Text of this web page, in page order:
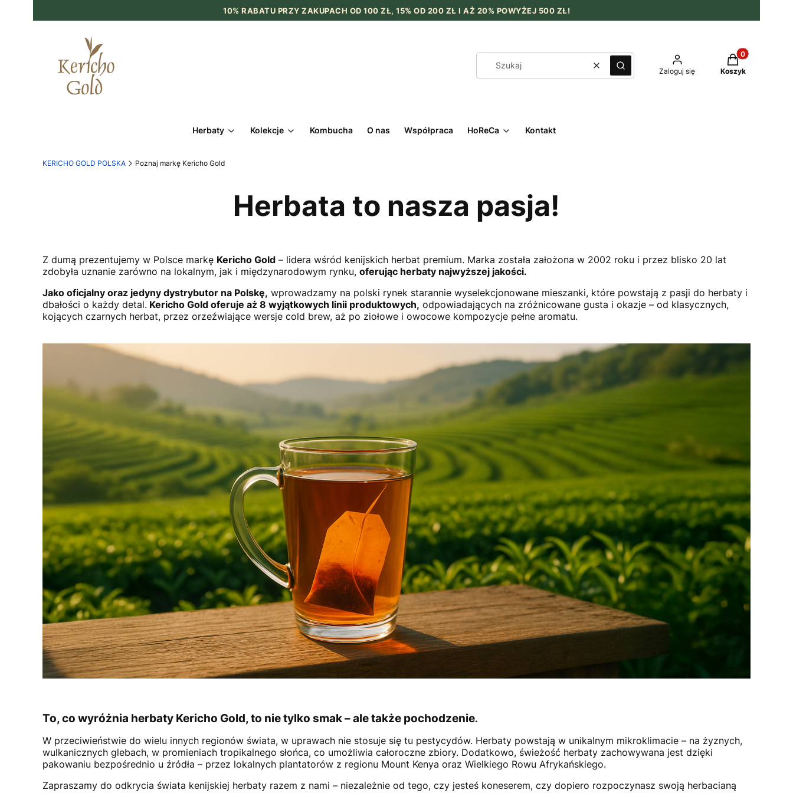
10% RABATU PRZY ZAKUPACH OD 100 ZŁ, 15% OD 200 ZŁ I AŻ 20% POWYŻEJ 500 ZŁ!
WyczyśćSzukaj Zaloguj się
Produkty w
Koszyk
Herbaty Kolekcje Kombucha O nas Współpraca HoReCa Kontakt
KERICHO GOLD POLSKA Poznaj markę Kericho Gold
Herbata to nasza pasja!
Z dumą prezentujemy w Polsce markę Kericho Gold – lidera wśród kenijskich herbat premium. Marka została założona w 2002 roku i przez blisko 20 lat
zdobyła uznanie zarówno na lokalnym, jak i międzynarodowym rynku, oferując herbaty najwyższej jakości.
Jako oficjalny oraz jedyny dystrybutor na Polskę, wprowadzamy na polski rynek starannie wyselekcjonowane mieszanki, które powstają z pasji do herbaty i
dbałości o każdy detal. Kericho Gold oferuje aż 8 wyjątkowych linii produktowych, odpowiadających na zróżnicowane gusta i okazje – od klasycznych,
kojących czarnych herbat, przez orzeźwiające wersje cold brew, aż po ziołowe i owocowe kompozycje pełne aromatu.
To, co wyróżnia herbaty Kericho Gold, to nie tylko smak – ale także pochodzenie.
W przeciwieństwie do wielu innych regionów świata, w uprawach nie stosuje się tu pestycydów. Herbaty powstają w unikalnym mikroklimacie – na żyznych,
wulkanicznych glebach, w promieniach tropikalnego słońca, co umożliwia całoroczne zbiory. Dodatkowo, świeżość herbaty zachowywana jest dzięki
pakowaniu bezpośrednio u źródła – przez lokalnych plantatorów z regionu Mount Kenya oraz Wielkiego Rowu Afrykańskiego.
Zapraszamy do odkrycia świata kenijskiej herbaty razem z nami – niezależnie od tego, czy jesteś koneserem, czy dopiero rozpoczynasz swoją herbacianą